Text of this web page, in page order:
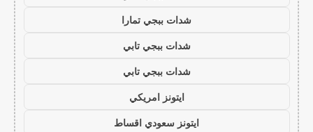
شدات ببجي تمارا
شدات ببجي تابي
شدات ببجي تابي
ايتونز امريكي
ايتونز سعودي اقساط